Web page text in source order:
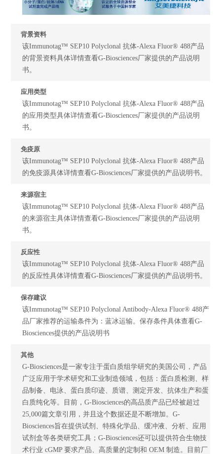
背景资料
该Immunotag™ SEP10 Polyclonal 抗体-Alexa Fluor® 488产品
的背景资料具体详情查看G-Biosciences厂家提供的产品说明
书。
应用类型
该Immunotag™ SEP10 Polyclonal 抗体-Alexa Fluor® 488产品
的应用类型具体详情查看G-Biosciences厂家提供的产品说明
书。
免疫原
该Immunotag™ SEP10 Polyclonal 抗体-Alexa Fluor® 488产品
的免疫源具体详情查看G-Biosciences厂家提供的产品说明书。
来源宿主
该Immunotag™ SEP10 Polyclonal 抗体-Alexa Fluor® 488产品
的来源宿主具体详情查看G-Biosciences厂家提供的产品说明
书。
反应性
该Immunotag™ SEP10 Polyclonal 抗体-Alexa Fluor® 488产品
的反应性具体详情查看G-Biosciences厂家提供的产品说明书。
保存建议
该Immunotag™ SEP10 Polyclonal Antibody-Alexa Fluor® 488产
品厂家推荐的运输条件为：蓝冰运输。保存条件具体查看G-
Biosciences提供的产品说明书
其他
G-Biosciences是一家专注于蛋白质组学研究的美国公司，产品
广泛应用于学术研究和工业制造领域，包括：蛋白质检测、样
品制备、电泳、蛋白质印迹、质谱、测定开发、抗体生产和蛋
白质纯化等。目前，G-Biosciences的高品质产品已经被超过
25,000篇文章引用，并且这个数据还是不断增加。G-
Biosciences旨在提供试剂、特殊化学品、缓冲液、分析、应用
试剂盒等各类研究工具；G-Biosciences还可以提供符合生物技
术行业 cGMP 要求产品、高质量的定制和 OEM 制造。目前厂